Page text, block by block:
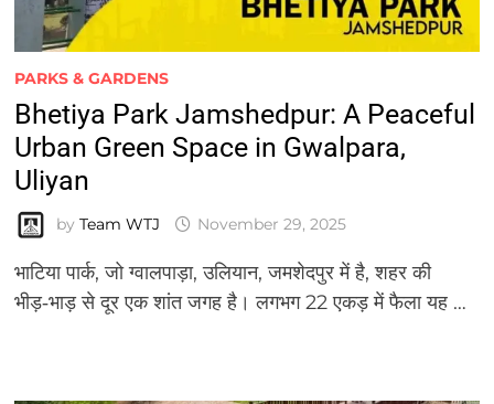
PARKS & GARDENS
Bhetiya Park Jamshedpur: A Peaceful
Urban Green Space in Gwalpara,
Uliyan
by Team WTJ November 29, 2025
भाटिया पार्क, जो ग्वालपाड़ा, उलियान, जमशेदपुर में है, शहर की
भीड़‑भाड़ से दूर एक शांत जगह है। लगभग 22 एकड़ में फैला यह …